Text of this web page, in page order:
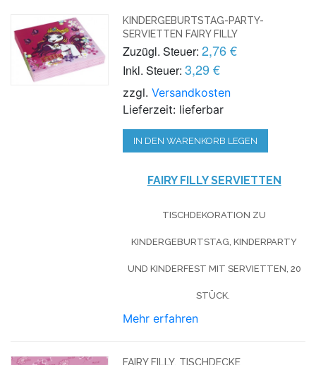
KINDERGEBURTSTAG-PARTY-
SERVIETTEN FAIRY FILLY
Zuzügl. Steuer: 2,76 €
Inkl. Steuer: 3,29 €
zzgl.Versandkosten
Lieferzeit: lieferbar
IN DEN WARENKORB LEGEN
FAIRY FILLY SERVIETTEN
TISCHDEKORATION ZU
KINDERGEBURTSTAG, KINDERPARTY
UND KINDERFEST MIT SERVIETTEN, 20
STÜCK.
Mehr erfahren
FAIRY FILLY, TISCHDECKE